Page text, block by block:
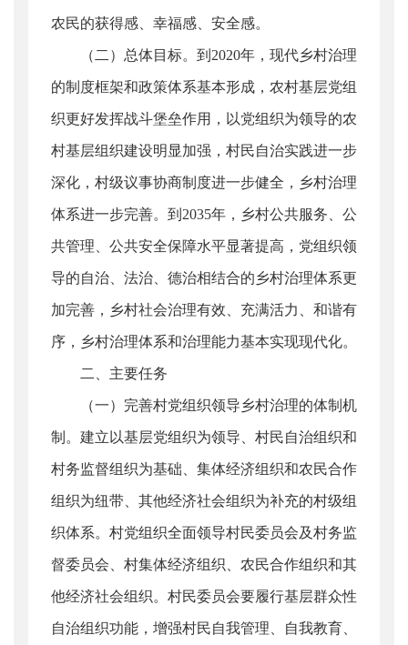
农民的获得感、幸福感、安全感。
（二）总体目标。到2020年，现代乡村治理
的制度框架和政策体系基本形成，农村基层党组
织更好发挥战斗堡垒作用，以党组织为领导的农
村基层组织建设明显加强，村民自治实践进一步
深化，村级议事协商制度进一步健全，乡村治理
体系进一步完善。到2035年，乡村公共服务、公
共管理、公共安全保障水平显著提高，党组织领
导的自治、法治、德治相结合的乡村治理体系更
加完善，乡村社会治理有效、充满活力、和谐有
序，乡村治理体系和治理能力基本实现现代化。
二、主要任务
（一）完善村党组织领导乡村治理的体制机
制。建立以基层党组织为领导、村民自治组织和
村务监督组织为基础、集体经济组织和农民合作
组织为纽带、其他经济社会组织为补充的村级组
织体系。村党组织全面领导村民委员会及村务监
督委员会、村集体经济组织、农民合作组织和其
他经济社会组织。村民委员会要履行基层群众性
自治组织功能，增强村民自我管理、自我教育、